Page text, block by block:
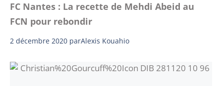
FC Nantes : La recette de Mehdi Abeid au
FCN pour rebondir
2 décembre 2020 parAlexis Kouahio